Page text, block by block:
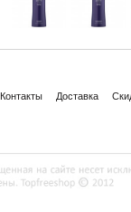
Контакты Доставка